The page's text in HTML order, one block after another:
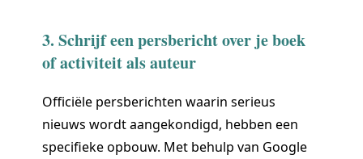
3. Schrijf een persbericht over je boek
of activiteit als auteur
Officiële persberichten waarin serieus
nieuws wordt aangekondigd, hebben een
specifieke opbouw. Met behulp van Google